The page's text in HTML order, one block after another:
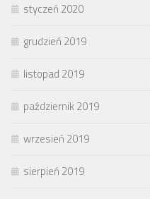
styczeń 2020
grudzień 2019
listopad 2019
październik 2019
wrzesień 2019
sierpień 2019